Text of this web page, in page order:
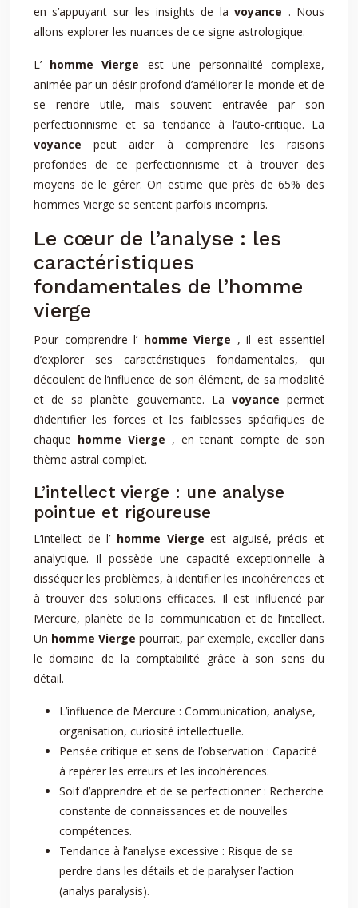
en s’appuyant sur les insights de lavoyance . Nous
allons explorer les nuances de ce signe astrologique.
L’ homme Vierge est une personnalité complexe,
animée par un désir profond d’améliorer le monde et de
se rendre utile, mais souvent entravée par son
perfectionnisme et sa tendance à l’auto-critique. La
voyancepeut aider à comprendre les raisons
profondes de ce perfectionnisme et à trouver des
moyens de le gérer. On estime que près de 65% des
hommes Vierge se sentent parfois incompris.
Le cœur de l’analyse : les
caractéristiques
fondamentales de l’homme
vierge
Pour comprendre l’ homme Vierge , il est essentiel
d’explorer ses caractéristiques fondamentales, qui
découlent de l’influence de son élément, de sa modalité
et de sa planète gouvernante. La voyancepermet
d’identifier les forces et les faiblesses spécifiques de
chaque homme Vierge , en tenant compte de son
thème astral complet.
L’intellect vierge : une analyse
pointue et rigoureuse
L’intellect de l’ homme Viergeest aiguisé, précis et
analytique. Il possède une capacité exceptionnelle à
disséquer les problèmes, à identifier les incohérences et
à trouver des solutions efficaces. Il est influencé par
Mercure, planète de la communication et de l’intellect.
Un homme Viergepourrait, par exemple, exceller dans
le domaine de la comptabilité grâce à son sens du
détail.
L’influence de Mercure : Communication, analyse,
organisation, curiosité intellectuelle.
Pensée critique et sens de l’observation : Capacité
à repérer les erreurs et les incohérences.
Soif d’apprendre et de se perfectionner : Recherche
constante de connaissances et de nouvelles
compétences.
Tendance à l’analyse excessive : Risque de se
perdre dans les détails et de paralyser l’action
(analys paralysis).